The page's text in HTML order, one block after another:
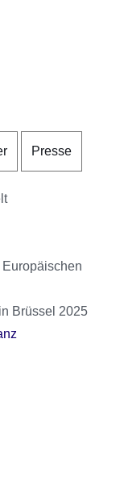
Presse
Brüssel 2025